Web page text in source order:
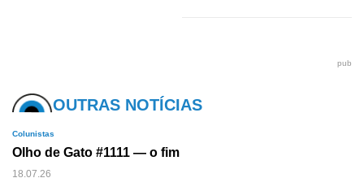
pub
OUTRAS NOTÍCIAS
Colunistas
Olho de Gato #1111 — o fim
18.07.26